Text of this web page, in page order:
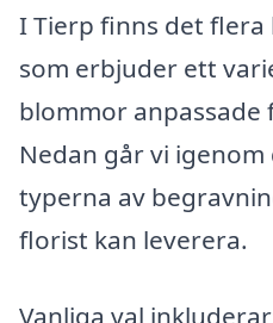
I Tierp finns det
som erbjuder ett
blommor anpassade
Nedan går vi
typerna av
florist kan leverera.
Vanliga val